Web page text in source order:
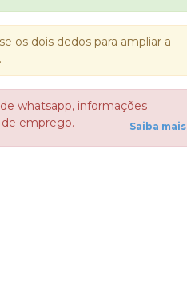
os dois dedos para ampliar a
whatsapp, informações
emprego.
Saiba mais